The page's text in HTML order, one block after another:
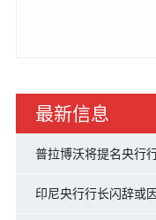
最新信息
普拉博沃将提名央行
印尼央行行长闪辞或